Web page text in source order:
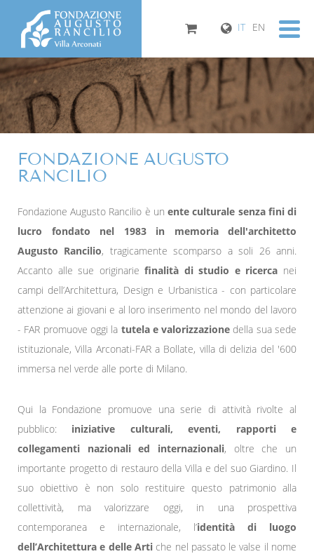
IT EN
FONDAZIONE AUGUSTO
RANCILIO
Fondazione Augusto Rancilio è unente culturale senza fini di
lucro fondato nel 1983 in memoria dell'architetto
Augusto Rancilio, tragicamente scomparso a soli 26 anni.
Accanto alle sue originariefinalità di studio e ricerca nei
campi dell’Architettura, Design e Urbanistica - con particolare
attenzione ai giovani e al loro inserimento nel mondo del lavoro
- FAR promuove oggi la tutela e valorizzazione della sua sede
istituzionale, Villa Arconati-FAR a Bollate, villa di delizia del '600
immersa nel verde alle porte di Milano.
Qui la Fondazione promuove una serie di attività rivolte al
pubblico: iniziative culturali, eventi, rapporti e
collegamenti
nazionali ed internazionali, oltre che un
importante progetto di restauro della Villa e del suo Giardino. Il
suo obiettivo è non solo restituire questo patrimonio alla
collettività, ma valorizzare oggi, in una prospettiva
contemporanea e internazionale, l’identità di luogo
dell’Architettura e delle Artiche nel passato le valse il nome